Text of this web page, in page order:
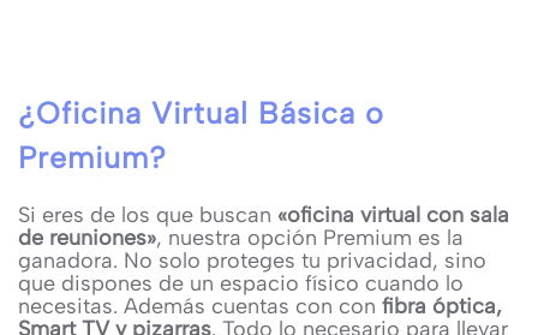
¿Oficina Virtual Básica o
Premium?
Si eres de los que buscan «oficina virtual con sala
de reuniones», nuestra opción Premium es la
ganadora. No solo proteges tu privacidad, sino
que dispones de un espacio físico cuando lo
necesitas. Además cuentas con con fibra óptica,
Smart TV y pizarras. Todo lo necesario para llevar